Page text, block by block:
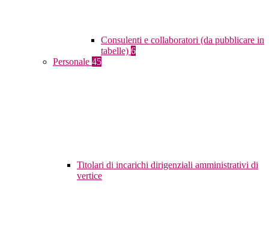
Consulenti e collaboratori (da pubblicare in
tabelle) 6
Personale 45
Titolari di incarichi dirigenziali amministrativi di
vertice